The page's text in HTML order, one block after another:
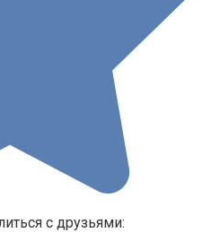
с друзьями: